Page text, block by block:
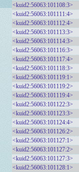
<kuid2:56063:101108:3>
<kuid2:56063:101111:4>
<kuid2:56063:101112:4>
<kuid2:56063:101113:3>
<kuid2:56063:101114:3>
<kuid2:56063:101116:3>
<kuid2:56063:101117:4>
<kuid2:56063:101118:3>
<kuid2:56063:101119:1>
<kuid2:56063:101119:2>
<kuid2:56063:101119:4>
<kuid2:56063:101122:3>
<kuid2:56063:101123:3>
<kuid2:56063:101124:4>
<kuid2:56063:101126:2>
<kuid2:56063:101127:1>
<kuid2:56063:101127:2>
<kuid2:56063:101127:3>
<kuid2:56063:101128:1>